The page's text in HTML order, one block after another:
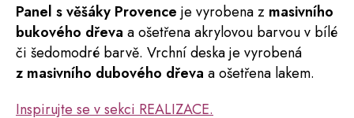
Panel s věšáky Provence je vyrobena z masivního
bukového dřeva a ošetřena akrylovou barvou v bílé
či šedomodré barvě. Vrchní deska je vyrobená
z masivního dubového dřeva a ošetřena lakem.
Inspirujte se v sekci REALIZACE.